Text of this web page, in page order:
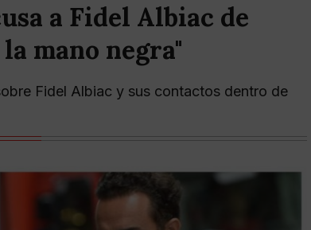
a Fidel Albiac de
mano negra"
Fidel Albiac y sus contactos dentro de